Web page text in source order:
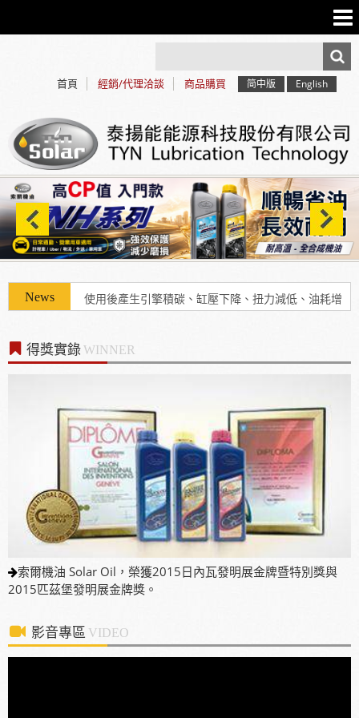
首頁 經銷/代理洽談 商品購買 简中版 English
使用後產生引擎積碳、缸壓下降、扭力減低、油耗增
2025年7月13日受KBS京都電視台邀請採訪，廣受日
使用「泰揚能 Solar 索爾機油」可有效解決車輛經年
使用後產生引擎積碳、缸壓下降、扭力減低、油耗增
加等現象
2025年7月13日受KBS京都電視台邀請採訪，廣受日
本當地通路詢問洽談進駐。
得獎實錄WINNER
索爾機油 Solar Oil，榮獲2015日內瓦發明展金牌暨特別獎與
2015匹茲堡發明展金牌獎。
影音專區 VIDEO